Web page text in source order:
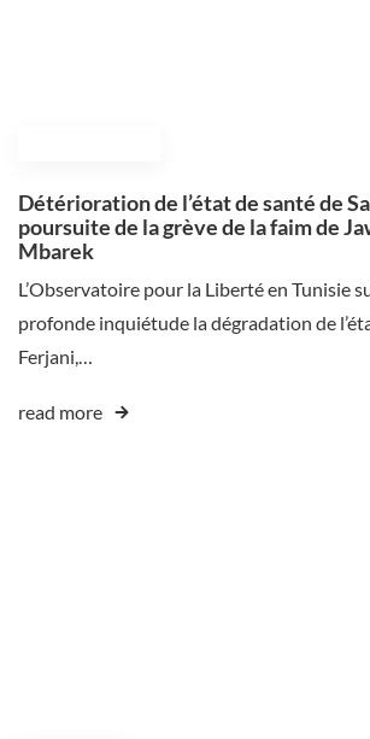
Détérioration de l’état de santé de
poursuite de la grève de la faim de
Mbarek
L’Observatoire pour la Liberté en Tunisie
profonde inquiétude la dégradation de
Ferjani,…
read more